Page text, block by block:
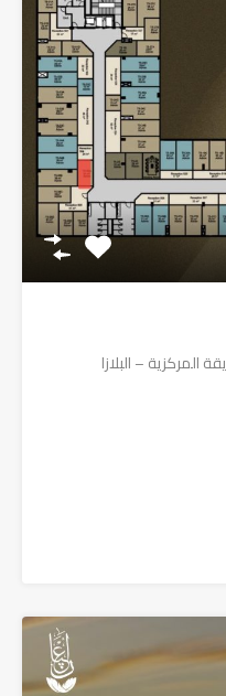
المركزية – البلازا